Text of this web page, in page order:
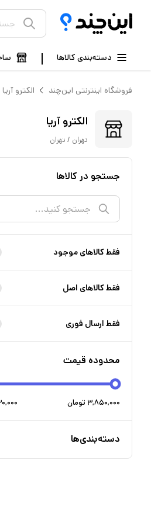
دسته‌بندی کالاها
فروشگاه اینترنتی این‌چند الکترو آریا
الکترو آریا
تهران / تهران
جستجو در کالاها
فقط کالا‌های موجود
فقط کالا‌های اصل
فقط ارسال فوری
محدوده قیمت
۳,۸۵۰,۰۰۰ تومان
دسته‌بندی‌ها